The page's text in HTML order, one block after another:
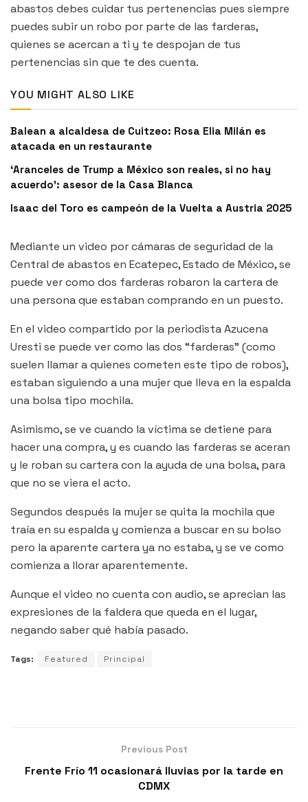
abastos debes cuidar tus pertenencias pues siempre
puedes subir un robo por parte de las farderas,
quienes se acercan a ti y te despojan de tus
pertenencias sin que te des cuenta.
YOU MIGHT ALSO LIKE
Balean a alcaldesa de Cuitzeo: Rosa Elia Milán es
atacada en un restaurante
‘Aranceles de Trump a México son reales, si no hay
acuerdo’: asesor de la Casa Blanca
Isaac del Toro es campeón de la Vuelta a Austria 2025
Mediante un video por cámaras de seguridad de la
Central de abastos en Ecatepec, Estado de México, se
puede ver como dos farderas robaron la cartera de
una persona que estaban comprando en un puesto.
En el video compartido por la periodista Azucena
Uresti se puede ver como las dos “farderas” (como
suelen llamar a quienes cometen este tipo de robos),
estaban siguiendo a una mujer que lleva en la espalda
una bolsa tipo mochila.
Asimismo, se ve cuando la víctima se detiene para
hacer una compra, y es cuando las farderas se aceran
y le roban su cartera con la ayuda de una bolsa, para
que no se viera el acto.
Segundos después la mujer se quita la mochila que
traía en su espalda y comienza a buscar en su bolso
pero la aparente cartera ya no estaba, y se ve como
comienza a llorar aparentemente.
Aunque el video no cuenta con audio, se aprecian las
expresiones de la faldera que queda en el lugar,
negando saber qué había pasado.
Tags: Featured Principal
Previous Post
Frente Frío 11 ocasionará lluvias por la tarde en
CDMX